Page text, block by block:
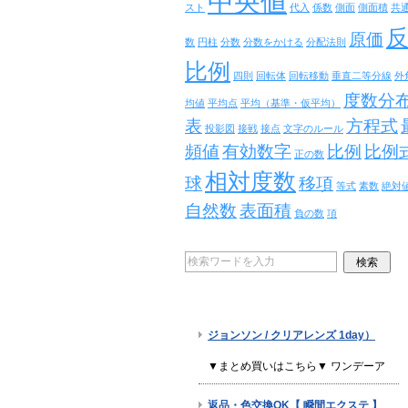
スト 代入 係数 側面 側面積 共
数 円柱 分数 分数をかける 分配法則 原価 反
比例
四則 回転体 回転移動 垂直二等分線 外
均値 平均点 平均（基準・仮平均）
度数分
表 投影図 接戦 接点 文字のルール 方程式
頻値有効数字 正の数 比例 比例
球相対度数移項 等式 素数 絶対
自然数表面積 負の数 項